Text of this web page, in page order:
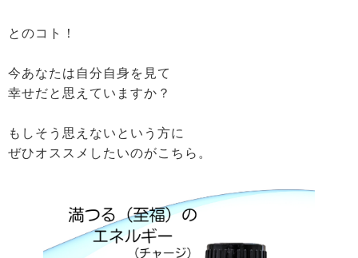
とのコト！
今あなたは自分自身を見て
幸せだと思えていますか？
もしそう思えないという方に
ぜひオススメしたいのがこちら。